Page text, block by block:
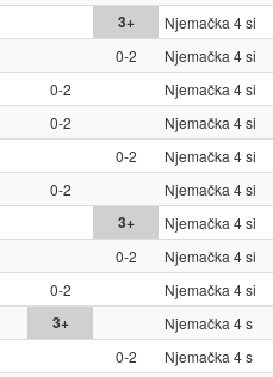
3+ Njemačka 4 si
0-2 Njemačka 4 si
0-2 Njemačka 4 si
0-2 Njemačka 4 si
0-2 Njemačka 4 si
0-2 Njemačka 4 si
3+ Njemačka 4 si
0-2 Njemačka 4 si
0-2 Njemačka 4 si
3+ Njemačka 4 s
0-2 Njemačka 4 s